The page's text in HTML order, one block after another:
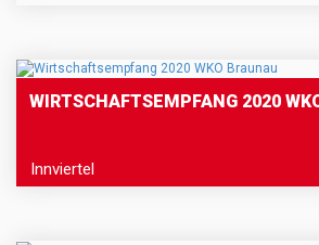
WIRTSCHAFTSEMPFANG 2020
Innviertel